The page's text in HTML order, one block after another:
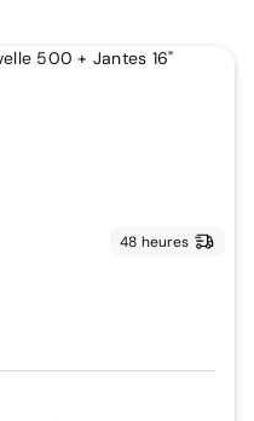
48 heures